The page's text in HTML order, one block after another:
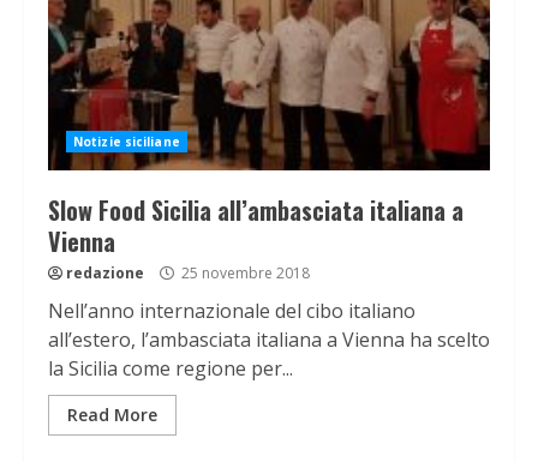
Notizie siciliane
Slow Food Sicilia all’ambasciata italiana a
Vienna
redazione 25 novembre 2018
Nell’anno internazionale del cibo italiano
all’estero, l’ambasciata italiana a Vienna ha scelto
la Sicilia come regione per...
Read More